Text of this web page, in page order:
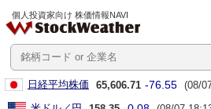
個人投資家向け 株価情報NAVI
日経平均株価 65,606.71 -76.55 (08/